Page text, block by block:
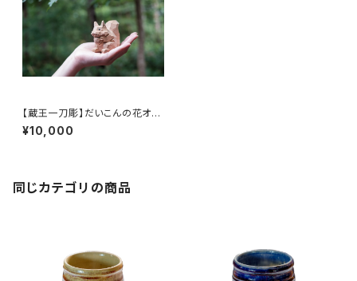
【蔵王一刀彫】だいこんの花オリ
ジナルリス
¥10,000
同じカテゴリの商品